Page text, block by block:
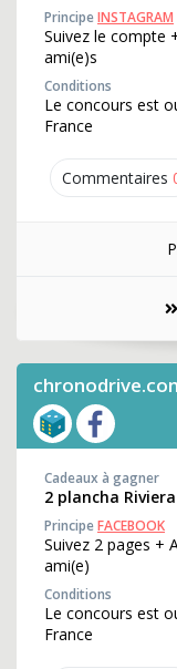
Commentaires
PrincipeINSTAGRAM
Suivez le compte
ami(e)s
Conditions
Le concours est
France
Cadeaux à gagner
2 plancha
PrincipeFACEBOOK
Suivez 2 pages +
ami(e)
Conditions
Le concours est
France